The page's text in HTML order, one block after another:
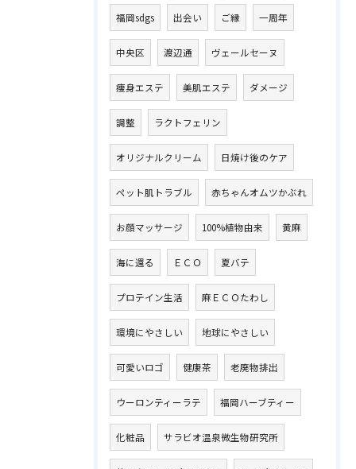
福岡sdgs 出会い ご縁 一周年
中央区 渡辺通 ヴェールセーヌ
痩身エステ 美肌エステ ダメージ
調整 ラクトフェリン
オリジナルクリーム 日焼け後のケア
ペット肌トラブル 赤ちゃんオムツかぶれ
お顔マッサージ 100%植物由来 黄麻
海に還る ＥＣＯ 夏バテ
プロテイン生活 麻ＥＣＯたわし
環境にやさしい 地球にやさしい
可愛いロゴ 健康茶 老廃物排出
ウーロンティーラテ 福岡ハーブティー
化粧品 サラビオ温泉微生物研究所